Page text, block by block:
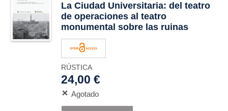
La Ciudad Universitaria: del teatro
de operaciones al teatro
monumental sobre las ruinas
RÚSTICA
24,00 €
Agotado